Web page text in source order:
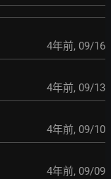
4年前, 09/16
4年前, 09/13
4年前, 09/10
4年前, 09/09